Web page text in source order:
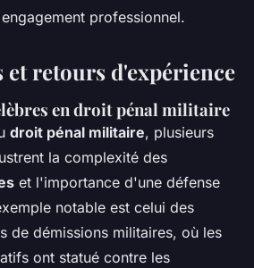
professionnel.
et retours d'expérience
en droit pénal militaire
droit pénal militaire, plusieurs
la complexité des
et l'importance d'une défense
notable est celui des
de démissions militaires, où les
ont statué contre les